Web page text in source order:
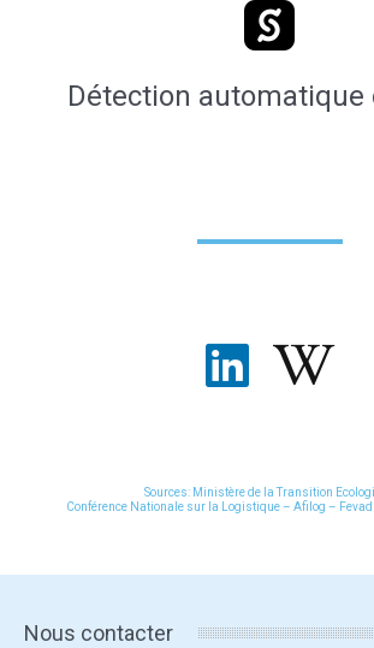
Détection automatique
Sources: Ministère de la Transition
Conférence Nationale sur la Logistique – Afilog –
Nous contacter